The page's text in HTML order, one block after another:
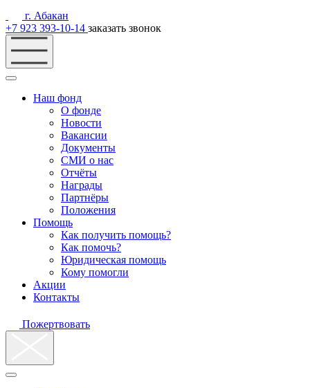
г. Абакан
+7 923 393-10-14 заказать звонок
Наш фонд
О фонде
Новости
Вакансии
Документы
СМИ о нас
Отчёты
Награды
Партнёры
Положения
Помощь
Как получить помощь?
Как помочь?
Юридическая помощь
Кому помогли
Акции
Контакты
Пожертвовать